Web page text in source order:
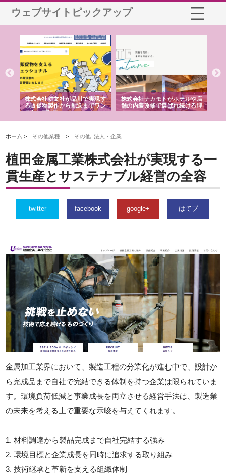
ウェブサイトピックアップ
株式会社耕文社が品川で実現す
る販促物製作から配送までワン
ストップ対応
株式会社ナカモトがホテルや店
舗の内装改修で選ばれ続ける理
由
ホーム > その他業種 > その他_法人・企業
植田金属工業株式会社が実現する一
貫生産とサステナブル経営の全容
twitter facebook google+ はてブ
金属加工業界において、製造工程の分業化が進む中で、設計か
ら完成品まで自社で完結できる体制を持つ企業は限られていま
す。環境負荷低減と事業成長を両立させる経営手法は、製造業
の未来を考える上で重要な示唆を与えてくれます。
1. 材料調達から製品完成まで自社完結する強み
2. 環境目標と企業成長を同時に追求する取り組み
3. 技術継承と革新を支える組織体制